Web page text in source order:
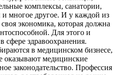
комплексы, санатории,
многое другое. И у каждой из
экономика, которая должна
Для этого и
сфере здравоохранения.
в медицинском бизнесе,
оказывают медицинские
законодательство. Профессия